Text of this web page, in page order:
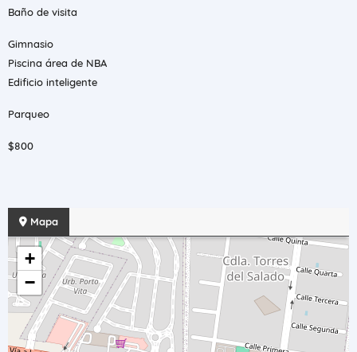
Baño de visita
Gimnasio
Piscina área de NBA
Edificio inteligente
Parqueo
$800
Mapa
+
−